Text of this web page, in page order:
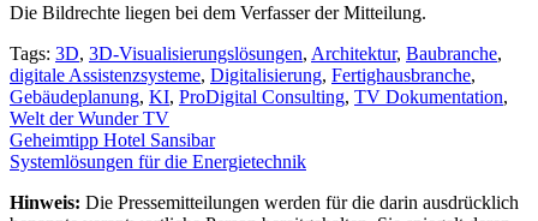
Die Bildrechte liegen bei dem Verfasser der Mitteilung.
Tags: 3D, 3D-Visualisierungslösungen, Architektur, Baubranche,
digitale Assistenzsysteme, Digitalisierung, Fertighausbranche,
Gebäudeplanung, KI, ProDigital Consulting, TV Dokumentation,
Welt der Wunder TV
Beitragsnavigation
Geheimtipp Hotel Sansibar
Systemlösungen für die Energietechnik
Hinweis: Die Pressemitteilungen werden für die darin ausdrücklich